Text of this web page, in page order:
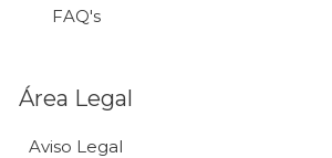
FAQ's
Área Legal
Aviso Legal